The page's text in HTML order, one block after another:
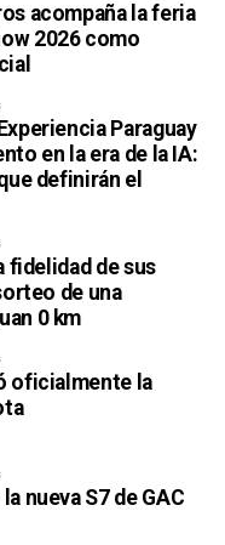
acompaña la feria
2026 como
Paraguay
en la era de la IA:
definirán el
fidelidad de sus
de una
0 km
oficialmente la
nueva S7 de GAC